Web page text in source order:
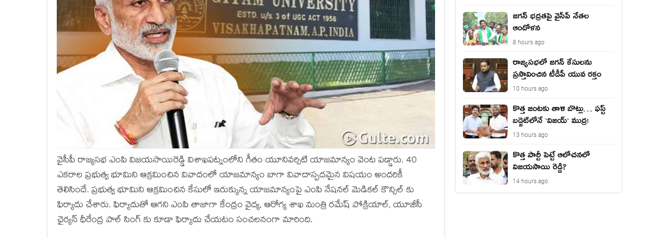
వైసీపీ రాజ్యసభ ఎంపి విజయసాయిరెడ్డి విశాఖపట్నంలోని గీతం యూనివర్సిటి యాజమాన్యం వెంట పడ్డారు. 40
ఎకరాల ప్రభుత్వ భూమిని ఆక్రమించిన వివాదంలో యాజమాన్యం బాగా వివాదాస్పదమైన విషయం అందరికీ
తెలిసిందే. ప్రభుత్వ భూమిని ఆక్రమించిన కేసులో ఇరుక్కున్న యాజమాన్యంపై ఎంపి నేషనల్ మెడికల్ కౌన్సిల్ కు
ఫిర్యాదు చేశారు. ఫిర్యాదుతో ఆగని ఎంపి తాజాగా కేంద్రం వైద్య, ఆరోగ్య శాఖ మంత్రి రమేష్ పోక్రియాల్, యూజీసీ
ఛైర్యన్ ధీరేంద్ర పాల్ సింగ్ కు కూడా ఫిర్యాదు చేయటం సంచలనంగా మారింది.
జ‌గ‌న్ భద్రతపై వైసీపీ నేతల
ఆందోళన
8 hours ago
రాజ్యసభలో జగన్ కేసులను
ప్రస్తావించిన టీడీపీ యువ రక్తం
10 hours ago
కొత్త జంట‌కు తాళి బొట్లు… ఫ‌స్ట్
బ‌డ్జెట్‌లోనే `విజ‌య్` ముద్ర‌!
13 hours ago
కొత్త పార్టీ పెట్టే ఆలోచనలో
విజయసాయి రెడ్డి?
14 hours ago